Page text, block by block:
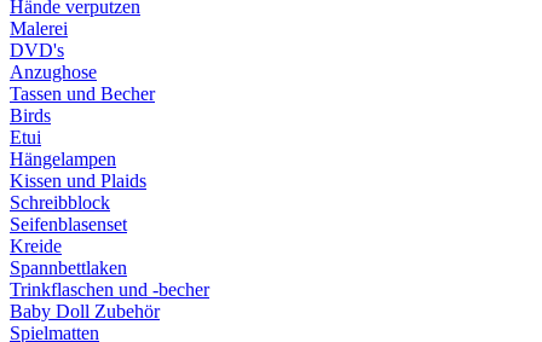
Hände verputzen
Malerei
DVD's
Anzughose
Tassen und Becher
Birds
Etui
Hängelampen
Kissen und Plaids
Schreibblock
Seifenblasenset
Kreide
Spannbettlaken
Trinkflaschen und -becher
Baby Doll Zubehör
Spielmatten